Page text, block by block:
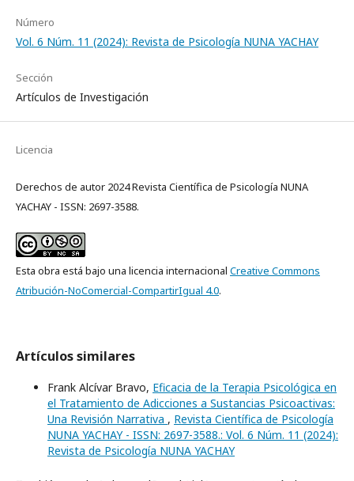
Número
Vol. 6 Núm. 11 (2024): Revista de Psicología NUNA YACHAY
Sección
Artículos de Investigación
Licencia
Derechos de autor 2024 Revista Científica de Psicología NUNA
YACHAY - ISSN: 2697-3588.
Esta obra está bajo una licencia internacional Creative Commons
Atribución-NoComercial-CompartirIgual 4.0.
Artículos similares
Frank Alcívar Bravo, Eficacia de la Terapia Psicológica en
el Tratamiento de Adicciones a Sustancias Psicoactivas:
Una Revisión Narrativa , Revista Científica de Psicología
NUNA YACHAY - ISSN: 2697-3588.: Vol. 6 Núm. 11 (2024):
Revista de Psicología NUNA YACHAY